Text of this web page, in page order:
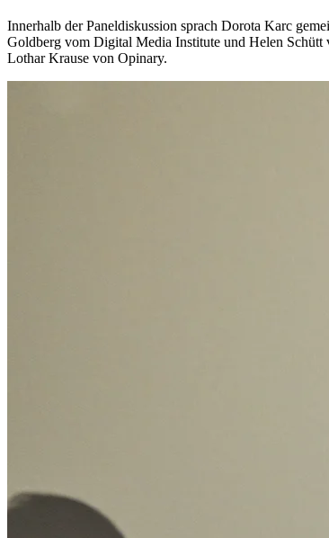
Innerhalb der Paneldiskussion sprach Dorota Karc
Goldberg vom Digital Media Institute und Helen
Lothar Krause von Opinary.